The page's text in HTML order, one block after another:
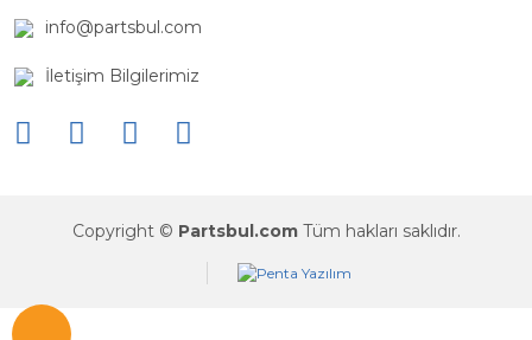
info@partsbul.com
İletişim Bilgilerimiz
Copyright © Partsbul.com Tüm hakları saklıdır.